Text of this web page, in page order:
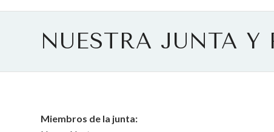
NUESTRA JUNTA Y
Miembros de la junta: